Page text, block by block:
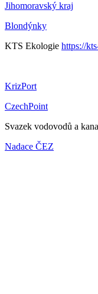
Jihomoravský kraj
Blondýnky
KTS Ekologie https://
KrizPort
CzechPoint
Svazek vodovodů a
Nadace ČEZ